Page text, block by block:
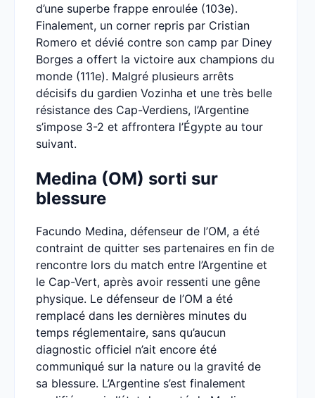
d’une superbe frappe enroulée (103e).
Finalement, un corner repris par Cristian
Romero et dévié contre son camp par Diney
Borges a offert la victoire aux champions du
monde (111e). Malgré plusieurs arrêts
décisifs du gardien Vozinha et une très belle
résistance des Cap-Verdiens, l’Argentine
s’impose 3-2 et affrontera l’Égypte au tour
suivant.
Medina (OM) sorti sur
blessure
Facundo Medina, défenseur de l’OM, a été
contraint de quitter ses partenaires en fin de
rencontre lors du match entre l’Argentine et
le Cap-Vert, après avoir ressenti une gêne
physique. Le défenseur de l’OM a été
remplacé dans les dernières minutes du
temps réglementaire, sans qu’aucun
diagnostic officiel n’ait encore été
communiqué sur la nature ou la gravité de
sa blessure. L’Argentine s’est finalement